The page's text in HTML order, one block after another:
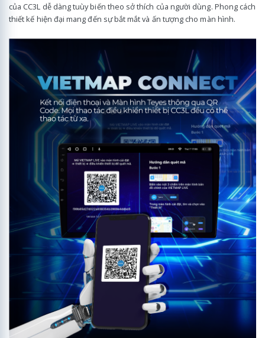
của CC3L dễ dàng tuùy biến theo sở thích của người dùng. Phong cách
thiết kế hiện đại mang đến sự bắt mắt và ấn tượng cho màn hình.